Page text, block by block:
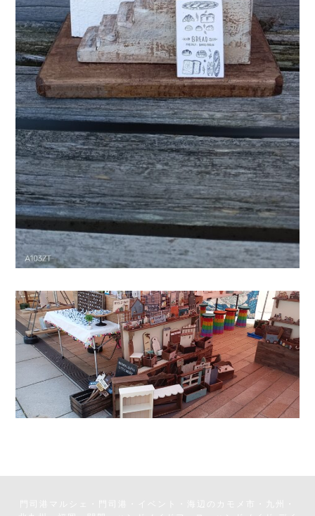
門司港マルシェ・門司港・イベント・海辺のカモメ市・九州・